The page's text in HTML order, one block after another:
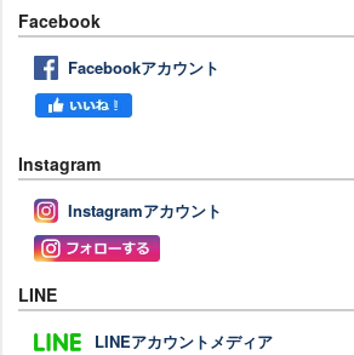
Facebook
Facebookアカウント
Instagram
Instagramアカウント
LINE
LINEアカウントメディア